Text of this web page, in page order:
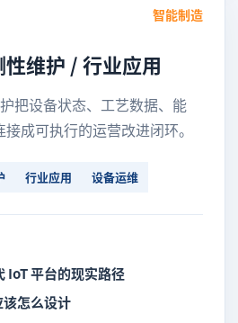
智能制造
维护 / 行业应用
把设备状态、工艺数据、能
成可执行的运营改进闭环。
行业应用 设备运维
IoT 平台的现实路径
怎么设计